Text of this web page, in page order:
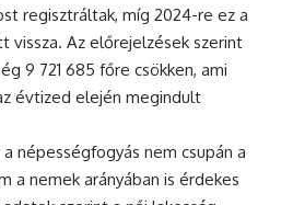
regisztráltak, míg 2024-re ez a
vissza. Az előrejelzések szerint
9 721 685 főre csökken, ami
évtized elején megindult
népességfogyás nem csupán a
a nemek arányában is érdekes